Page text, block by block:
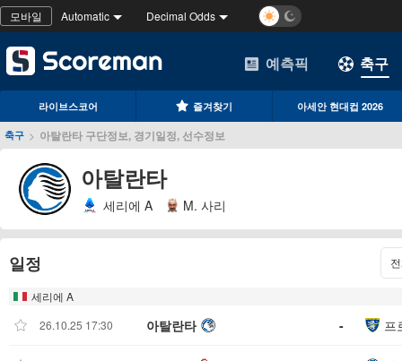
모바일 Automatic Decimal Odds
예측픽 축구
라이브스코어 즐겨찾기 아세안 현대컵 2026
축구 > 아탈란타 구단정보, 경기일정, 선수정보
아탈란타
세리에 A M. 사리
일정
세리에 A
26.10.25 17:30
아탈란타 - 프